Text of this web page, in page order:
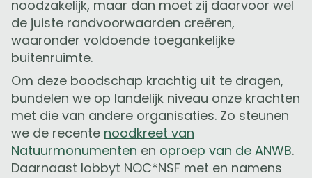
noodzakelijk, maar dan moet zij daarvoor wel
de juiste randvoorwaarden creëren,
waaronder voldoende toegankelijke
buitenruimte.
Om deze boodschap krachtig uit te dragen,
bundelen we op landelijk niveau onze krachten
met die van andere organisaties. Zo steunen
we de recente noodkreet van
Natuurmonumenten en oproep van de ANWB.
Daarnaast lobbyt NOC*NSF met en namens